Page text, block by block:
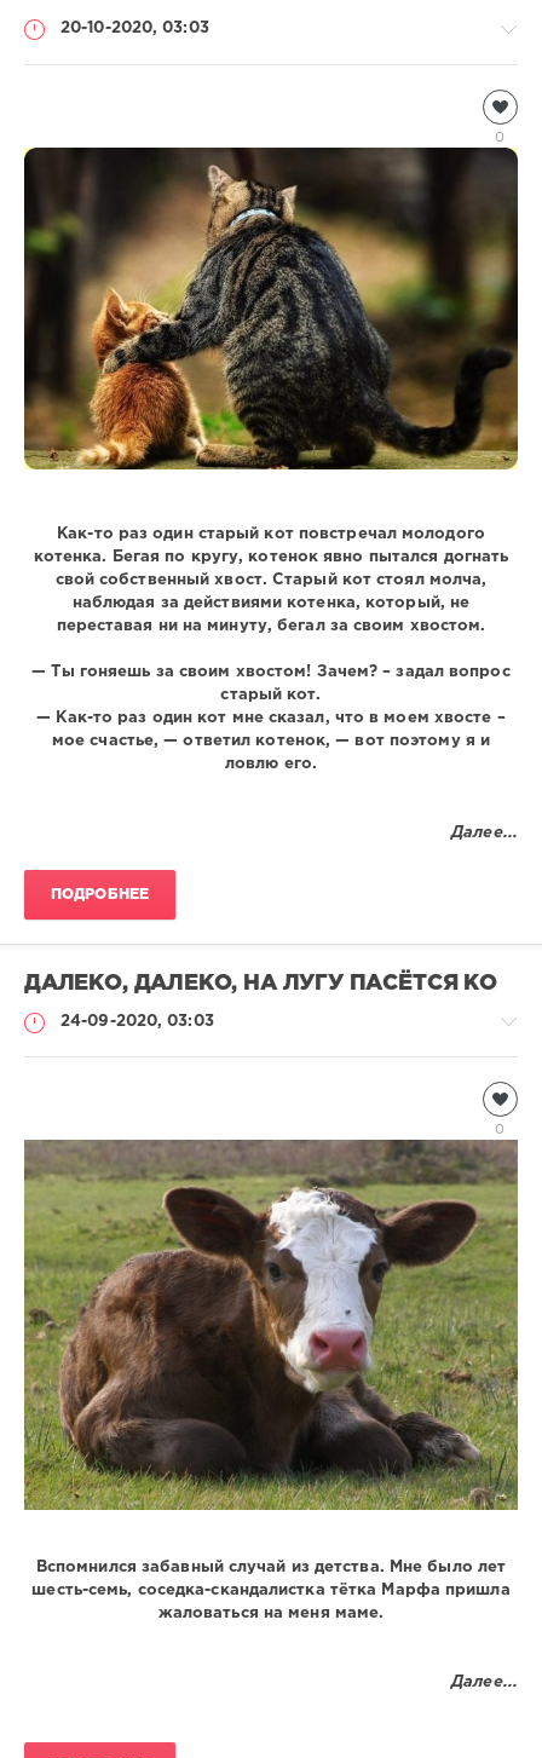
20-10-2020, 03:03
0
0
Как-то раз один старый кот повстречал молодого
котенка. Бегая по кругу, котенок явно пытался догнать
свой собственный хвост. Старый кот стоял молча,
наблюдая за действиями котенка, который, не
переставая ни на минуту, бегал за своим хвостом.
— Ты гоняешь за своим хвостом! Зачем? – задал вопрос
старый кот.
— Как-то раз один кот мне сказал, что в моем хвосте –
мое счастье, — ответил котенок, — вот поэтому я и
ловлю его.
Далее...
ПОДРОБНЕЕ
ДАЛЕКО, ДАЛЕКО, НА ЛУГУ ПАСЁТСЯ КО
24-09-2020, 03:03
330
0
0
Вспомнился забавный случай из детства. Мне было лет
шесть-семь, соседка-скандалистка тётка Марфа пришла
жаловаться на меня маме.
Далее...